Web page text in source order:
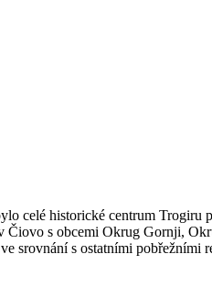
celé historické centrum Trogiru
Čiovo s obcemi Okrug Gornji,
srovnání s ostatními pobřežními